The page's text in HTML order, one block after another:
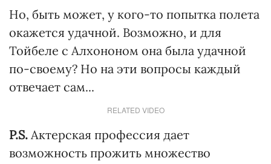
Но, быть может, у кого-то попытка полета
окажется удачной. Возможно, и для
Тойбеле с Алхононом она была удачной
по-своему? Но на эти вопросы каждый
отвечает сам...
RELATED VIDEO
P.S. Актерская профессия дает
возможность прожить множество